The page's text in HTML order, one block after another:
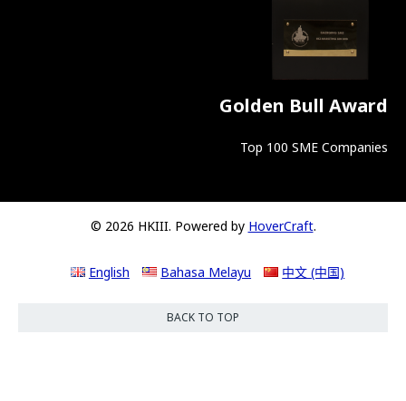
Golden Bull Award
Top 100 SME Companies
© 2026 HKIII. Powered by HoverCraft.
English Bahasa Melayu 中文 (中国)
BACK TO TOP